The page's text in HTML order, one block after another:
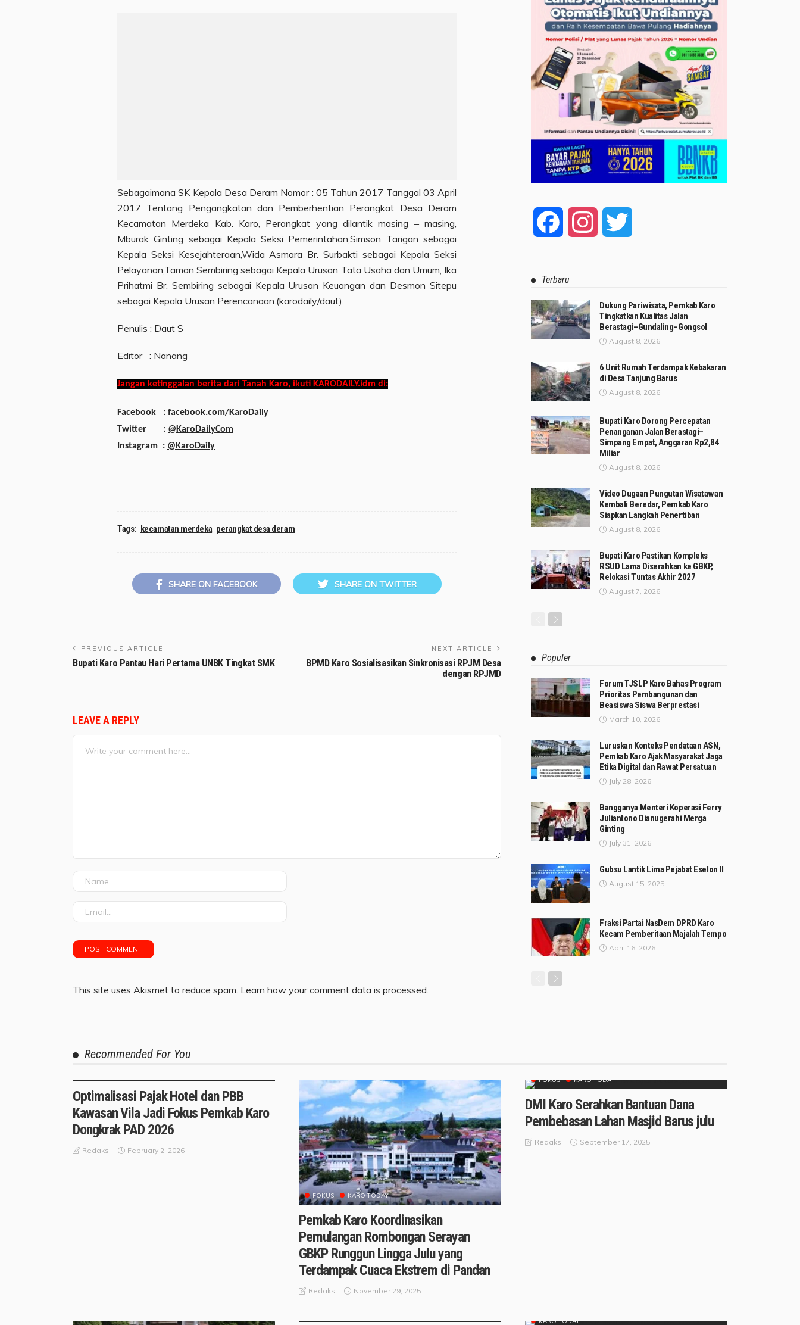
Sebagaimana SK Kepala Desa Deram Nomor : 05 Tahun 2017 Tanggal 03 April
2017 Tentang Pengangkatan dan Pemberhentian Perangkat Desa Deram
Kecamatan Merdeka Kab. Karo, Perangkat yang dilantik masing – masing,
Mburak Ginting sebagai Kepala Seksi Pemerintahan,Simson Tarigan sebagai
Kepala Seksi Kesejahteraan,Wida Asmara Br. Surbakti sebagai Kepala Seksi
Pelayanan,Taman Sembiring sebagai Kepala Urusan Tata Usaha dan Umum, Ika
Prihatmi Br. Sembiring sebagai Kepala Urusan Keuangan dan Desmon Sitepu
sebagai Kepala Urusan Perencanaan.(karodaily/daut).
Penulis : Daut S
Editor : Nanang
Jangan ketinggalan berita dari Tanah Karo, ikuti KARODAILY.idm di:
Facebook : facebook.com/KaroDaily
Twitter : @KaroDailyCom
Instagram : @KaroDaily
Tags: kecamatan merdeka perangkat desa deram
SHARE ON FACEBOOK SHARE ON TWITTER
PREVIOUS ARTICLE
Bupati Karo Pantau Hari Pertama UNBK Tingkat SMK
NEXT ARTICLE
BPMD Karo Sosialisasikan Sinkronisasi RPJM Desa
dengan RPJMD
LEAVE A REPLY
This site uses Akismet to reduce spam. Learn how your comment data is processed.
Facebook Instagram
Terbaru
Dukung Pariwisata, Pemkab Karo
Tingkatkan Kualitas Jalan
Berastagi–Gundaling–Gongsol
August 8, 2026
6 Unit Rumah Terdampak Kebakaran
di Desa Tanjung Barus
August 8, 2026
Bupati Karo Dorong Percepatan
Penanganan Jalan Berastagi–
Simpang Empat, Anggaran Rp2,84
Miliar
August 8, 2026
Video Dugaan Pungutan Wisatawan
Kembali Beredar, Pemkab Karo
Siapkan Langkah Penertiban
August 8, 2026
Bupati Karo Pastikan Kompleks
RSUD Lama Diserahkan ke GBKP,
Relokasi Tuntas Akhir 2027
August 7, 2026
Populer
Forum TJSLP Karo Bahas Program
Prioritas Pembangunan dan
Beasiswa Siswa Berprestasi
March 10, 2026
Luruskan Konteks Pendataan ASN,
Pemkab Karo Ajak Masyarakat Jaga
Etika Digital dan Rawat Persatuan
July 28, 2026
Bangganya Menteri Koperasi Ferry
Juliantono Dianugerahi Merga
Ginting
July 31, 2026
Gubsu Lantik Lima Pejabat Eselon II
August 15, 2025
Fraksi Partai NasDem DPRD Karo
Kecam Pemberitaan Majalah Tempo
April 16, 2026
Recommended For You
Optimalisasi Pajak Hotel dan PBB
Kawasan Vila Jadi Fokus Pemkab Karo
Dongkrak PAD 2026
Redaksi February 2, 2026
FOKUS KARO TODAY
Pemkab Karo Koordinasikan
Pemulangan Rombongan Serayan
GBKP Runggun Lingga Julu yang
Terdampak Cuaca Ekstrem di Pandan
Redaksi November 29, 2025
FOKUS KARO TODAY
DMI Karo Serahkan Bantuan Dana
Pembebasan Lahan Masjid Barus julu
Redaksi September 17, 2025
KARO TODAY